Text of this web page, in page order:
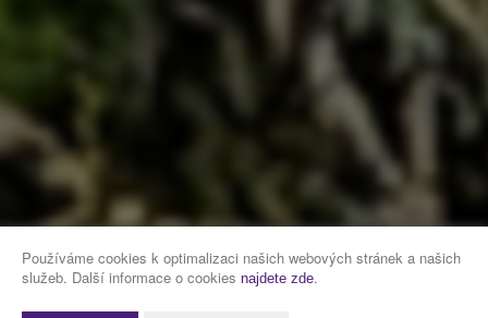
Používáme cookies k optimalizaci našich webových stránek a našich
služeb. Další informace o cookies najdete zde.